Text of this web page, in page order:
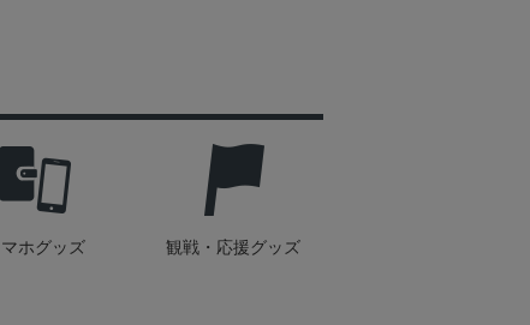
マホグッズ 観戦・応援グッズ